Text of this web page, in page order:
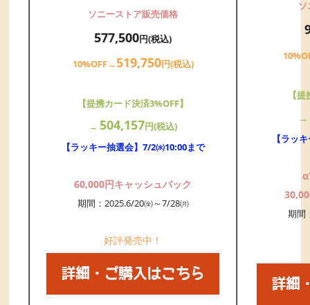
ソニーストア販売価格
577,500円(税込)
10%OFF→519,750円(税込)
【提携カード決済3%OFF】
→ 504,157円(税込)
【ラッキー抽選会】7/2㈬10:00まで
60,000円キャッシュバック
期間：2025.6/20㈮～7/28㈪
好評発売中！
ソ
【
→
【ラッ
期間